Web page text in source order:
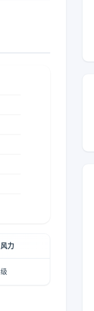
风力
级